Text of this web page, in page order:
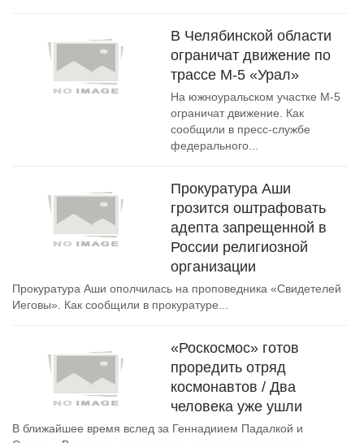
В Челябинской области
ограничат движение по
трассе М-5 «Урал»
На южноуральском участке М-5
ограничат движение. Как
сообщили в пресс-службе
федерального...
Прокуратура Аши
грозится оштрафовать
адепта запрещенной в
России религиозной
организации
Прокуратура Аши ополчилась на проповедника «Свидетелей
Иеговы». Как сообщили в прокуратуре...
«Роскосмос» готов
проредить отряд
космонавтов / Два
человека уже ушли
В ближайшее время вслед за Геннадиием Падалкой и